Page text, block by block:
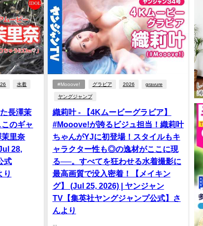
水着
長澤茉
のギャ
茉里奈
28,
式
り
#Mooove! グラビア 2026 gravure
ヤングジャンプ
織莉叶 - 【4Kムービーグラビア】
#Mooove!が誇るビジュ担当！織莉叶
ちゃんがYJに初登場！スタイルもキ
ャラクター性も◎の逸材がここに現
る──。すべてを狂わせる水着撮影に
最高画質で没入密着！【メイキン
グ】 (Jul 25, 2026) | ヤンジャン
TV【集英社ヤングジャンプ公式】さ
んより